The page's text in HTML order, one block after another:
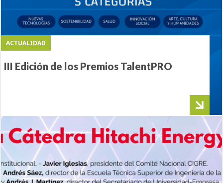
ACTUALIDAD
III Edición de los Premios TalentPRO